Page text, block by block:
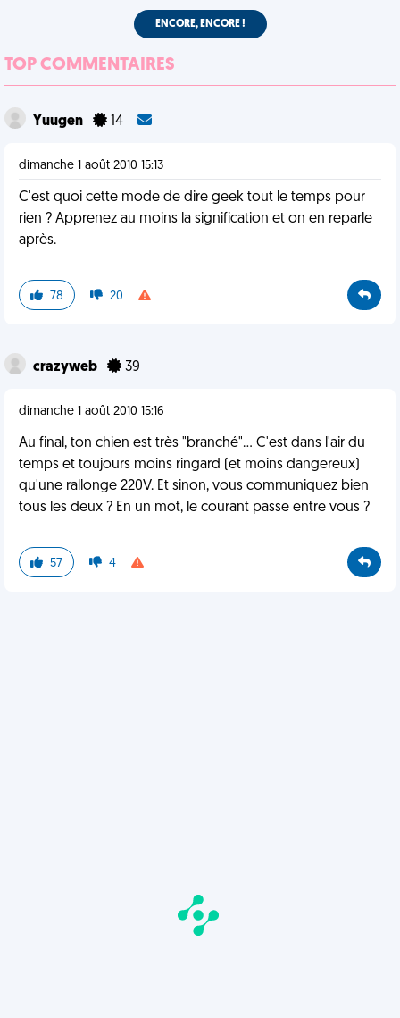
ENCORE, ENCORE !
TOP COMMENTAIRES
Yuugen 14
dimanche 1 août 2010 15:13
C'est quoi cette mode de dire geek tout le temps pour
rien ? Apprenez au moins la signification et on en reparle
après.
78 20
crazyweb 39
dimanche 1 août 2010 15:16
Au final, ton chien est très "branché"... C'est dans l'air du
temps et toujours moins ringard (et moins dangereux)
qu'une rallonge 220V. Et sinon, vous communiquez bien
tous les deux ? En un mot, le courant passe entre vous ?
57 4